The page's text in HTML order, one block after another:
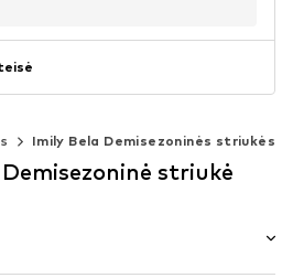
Imily Bela Demisezoninės striukės
striukė